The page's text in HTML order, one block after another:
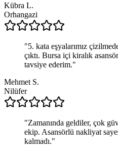
Kübra L.
Orhangazi
"5. kata eşyalarımız
çıktı. Bursa içi kiralık
tavsiye ederim."
Mehmet S.
Nilüfer
"Zamanında geldiler, çok
ekip. Asansörlü nakliyat
kalmadı."